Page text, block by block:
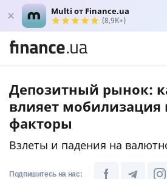
Multi от Finance.ua
(8,9K+)
Депозитный рынок:
влияет мобилизация
факторы
Взлеты и падения на
Подпишитесь на нас: